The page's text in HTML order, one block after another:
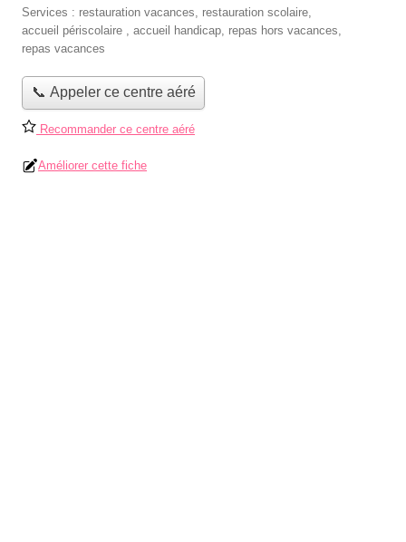
Services : restauration vacances, restauration scolaire,
accueil périscolaire , accueil handicap, repas hors vacances,
repas vacances
📞 Appeler ce centre aéré
Recommander ce centre aéré
Améliorer cette fiche